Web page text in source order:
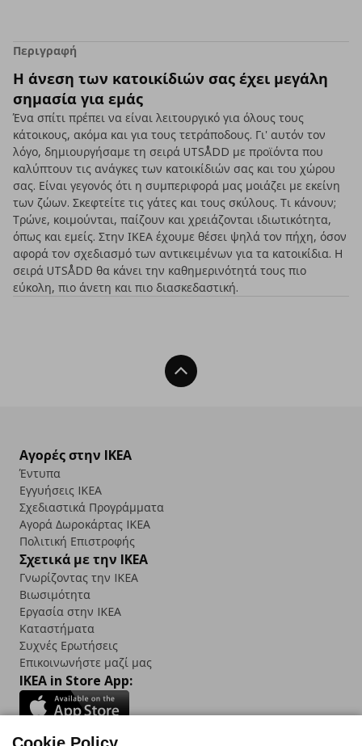
Περιγραφή
Η άνεση των κατοικίδιών σας έχει μεγάλη
σημασία για εμάς
Ένα σπίτι πρέπει να είναι λειτουργικό για όλους τους
κάτοικους, ακόμα και για τους τετράποδους. Γι' αυτόν τον
λόγο, δημιουργήσαμε τη σειρά UTSÅDD με προϊόντα που
καλύπτουν τις ανάγκες των κατοικίδιών σας και του χώρου
σας. Είναι γεγονός ότι η συμπεριφορά μας μοιάζει με εκείνη
των ζώων. Σκεφτείτε τις γάτες και τους σκύλους. Τι κάνουν;
Τρώνε, κοιμούνται, παίζουν και χρειάζονται ιδιωτικότητα,
όπως και εμείς. Στην ΙΚΕΑ έχουμε θέσει ψηλά τον πήχη, όσον
αφορά τον σχεδιασμό των αντικειμένων για τα κατοικίδια. Η
σειρά UTSÅDD θα κάνει την καθημερινότητά τους πιο
εύκολη, πιο άνετη και πιο διασκεδαστική.
Back To Top
Αγορές στην IKEA
Έντυπα
Εγγυήσεις IKEA
Σχεδιαστικά Προγράμματα
Αγορά Δωρoκάρτας IKEA
Πολιτική Επιστροφής
Σχετικά με την IKEA
Γνωρίζοντας την IKEA
Βιωσιμότητα
Εργασία στην IKEA
Καταστήματα
Συχνές Ερωτήσεις
Επικοινωνήστε μαζί μας
IKEA in Store App: